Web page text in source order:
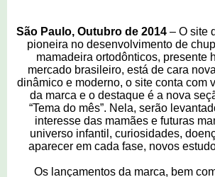
São Paulo, Outubro de 2014 – O site
pioneira no desenvolvimento de
mamadeira ortodônticos, presente
mercado brasileiro, está de cara
dinâmico e moderno, o site conta com
da marca e o destaque é a nova
“Tema do mês”. Nela, serão
interesse das mamães e futuras
universo infantil, curiosidades,
aparecer em cada fase, novos
Os lançamentos da marca, bem